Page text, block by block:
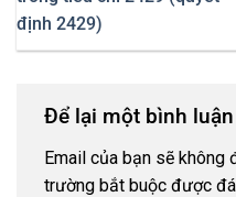
định 2429)
Để lại một bình luận
Email của bạn sẽ không
trường bắt buộc được